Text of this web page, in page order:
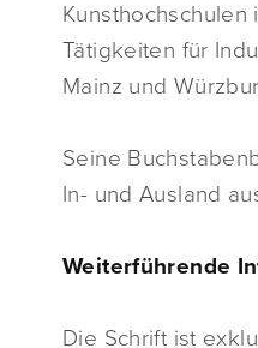
Tätigkeiten für
Mainz und
Seine
In- und Ausland
Weiterführende
Die Schrift ist